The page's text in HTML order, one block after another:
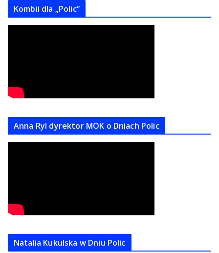
Kombii dla „Polic”
Anna Ryl dyrektor MOK o Dniach Polic
Natalia Kukulska w Dniu Polic